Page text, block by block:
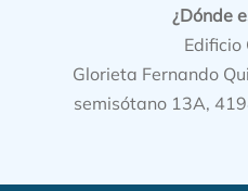
¿Dónde
Edificio
Glorieta Fernando
semisótano 13A,